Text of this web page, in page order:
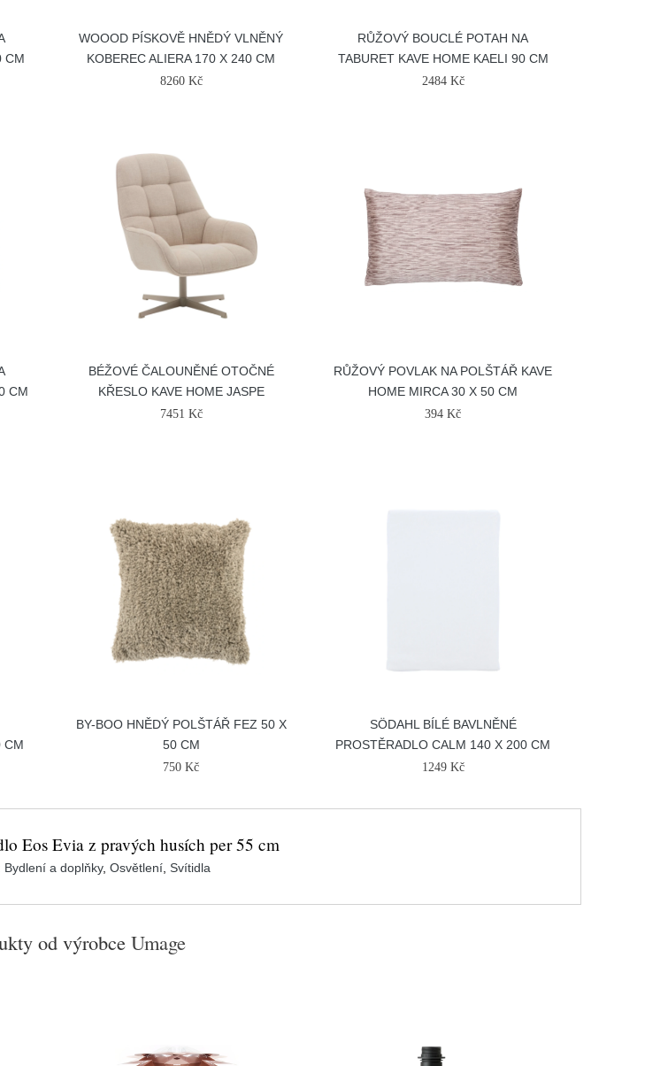
CM
WOOOD PÍSKOVĚ HNĚDÝ VLNĚNÝ
KOBEREC ALIERA 170 X 240 CM
8260 Kč
RŮŽOVÝ BOUCLÉ POTAH NA
TABURET KAVE HOME KAELI 90 CM
2484 Kč
CM
BÉŽOVÉ ČALOUNĚNÉ OTOČNÉ
KŘESLO KAVE HOME JASPE
7451 Kč
RŮŽOVÝ POVLAK NA POLŠTÁŘ KAVE
HOME MIRCA 30 X 50 CM
394 Kč
CM
BY-BOO HNĚDÝ POLŠTÁŘ FEZ 50 X
50 CM
750 Kč
SÖDAHL BÍLÉ BAVLNĚNÉ
PROSTĚRADLO CALM 140 X 200 CM
1249 Kč
Eos Evia z pravých husích per 55 cm
Bydlení a doplňky, Osvětlení, Svítidla
od výrobce Umage